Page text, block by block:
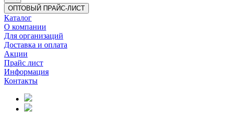
ОПТОВЫЙ ПРАЙС-ЛИСТ
Каталог
О компании
Для организаций
Доставка и оплата
Акции
Прайс лист
Информация
Контакты